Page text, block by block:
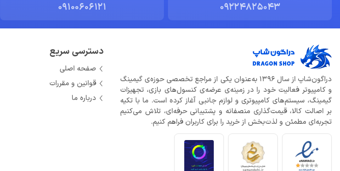
09224825043
09100606121
دراگون‌شاپ از سال 1396 به‌عنوان یکی از مراجع تخصصی حوزه‌ی گیمینگ
و کامپیوتر فعالیت خود را در زمینه‌ی عرضه‌ی کنسول‌های بازی، تجهیزات
گیمینگ، سیستم‌های کامپیوتری و لوازم جانبی آغاز کرده است. ما با تکیه
بر اصالت کالا، قیمت‌گذاری منصفانه و پشتیبانی حرفه‌ای، تلاش می‌کنیم
تجربه‌ای مطمئن و لذت‌بخش از خرید را برای کاربران فراهم کنیم.
دسترسی سریع
صفحه اصلی
قوانین و مقررات
درباره ما